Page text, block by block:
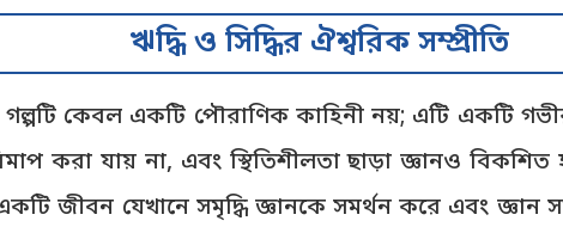
ঋদ্ধি ও সিদ্ধির ঐশ্বরিক সম্প্রীতি
গল্পটি কেবল একটি পৌরাণিক কাহিনী নয়; এটি একটি
করা যায় না, এবং স্থিতিশীলতা ছাড়া জ্ঞানও
জীবন যেখানে সমৃদ্ধি জ্ঞানকে সমর্থন করে এবং জ্ঞান